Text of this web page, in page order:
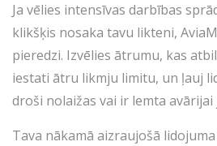
Ja vēlies intensīvas darbības
klikšķis nosaka tavu likteni,
pieredzi. Izvēlies ātrumu, kas
iestati ātru likmju limitu, un ļauj
droši nolaižas vai ir lemta avārijai
Tava nākamā aizraujošā